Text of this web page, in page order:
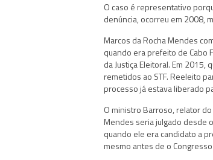
O caso é representativo
denúncia, ocorreu em 2008,
Marcos da Rocha Mendes
quando era prefeito de Cabo
da Justiça Eleitoral. Em 2015,
remetidos ao STF. Reeleito
processo já estava liberado
O ministro Barroso, relator
Mendes seria julgado desde
quando ele era candidato a
mesmo antes de o